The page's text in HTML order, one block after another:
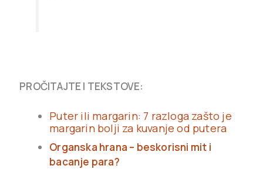
PROČITAJTE I TEKSTOVE:
Puter ili margarin: 7 razloga zašto je
margarin bolji za kuvanje od putera
Organska hrana – beskorisni mit i
bacanje para?